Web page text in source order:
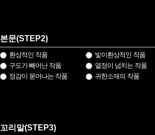
본문(STEP2)
환상적인 작품 빛이환상적인 작품
구도가 빼어난 작품
열정이 넘치는 작품
정감이 묻어나는 작품
귀한소재의 작품
꼬리말(STEP3)